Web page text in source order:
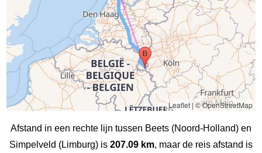
Leaflet|© OpenStreetMap
Afstand in een rechte lijn tussen Beets (Noord-Holland) en
Simpelveld (Limburg) is 207.09 km, maar de reis afstand is